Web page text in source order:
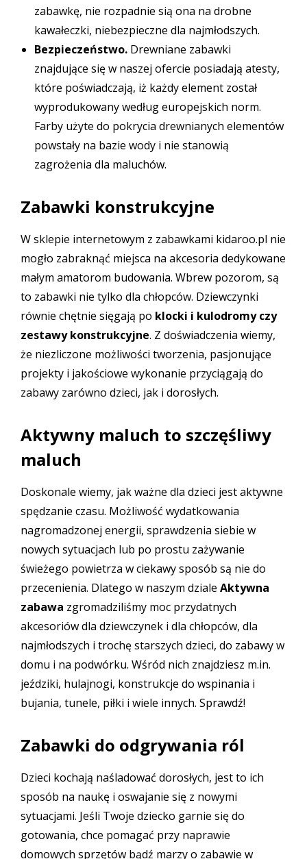
zabawkę, nie rozpadnie sią ona na drobne
kawałeczki, niebezpieczne dla najmłodszych.
Bezpieczeństwo. Drewniane zabawki
znajdujące się w naszej ofercie posiadają atesty,
które poświadczają, iż każdy element został
wyprodukowany według europejskich norm.
Farby użyte do pokrycia drewnianych elementów
powstały na bazie wody i nie stanowią
zagrożenia dla maluchów.
Zabawki konstrukcyjne
W sklepie internetowym z zabawkami kidaroo.pl nie
mogło zabraknąć miejsca na akcesoria dedykowane
małym amatorom budowania. Wbrew pozorom, są
to zabawki nie tylko dla chłopców. Dziewczynki
równie chętnie sięgają po klocki i kulodromyczy
zestawy konstrukcyjne. Z doświadczenia wiemy,
że niezliczone możliwości tworzenia, pasjonujące
projekty i jakościowe wykonanie przyciągają do
zabawy zarówno dzieci, jak i dorosłych.
Aktywny maluch to szczęśliwy
maluch
Doskonale wiemy, jak ważne dla dzieci jest aktywne
spędzanie czasu. Możliwość wydatkowania
nagromadzonej energii, sprawdzenia siebie w
nowych sytuacjach lub po prostu zażywanie
świeżego powietrza w ciekawy sposób są nie do
przecenienia. Dlatego w naszym dziale Aktywna
zabawa zgromadziliśmy moc przydatnych
akcesoriów dla dziewczynek i dla chłopców, dla
najmłodszych i trochę starszych dzieci, do zabawy w
domu i na podwórku. Wśród nich znajdziesz m.in.
jeździki, hulajnogi, konstrukcje do wspinania i
bujania, tunele, piłki i wiele innych. Sprawdź!
Zabawki do odgrywania ról
Dzieci kochają naśladować dorosłych, jest to ich
sposób na naukę i oswajanie się z nowymi
sytuacjami. Jeśli Twoje dziecko garnie się do
gotowania, chce pomagać przy naprawie
domowych sprzętów bądź marzy o zabawie w